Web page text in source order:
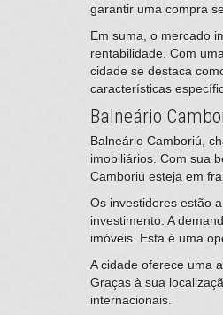
garantir uma compra
Em suma, o mercado
rentabilidade. Com
cidade se destaca
características
Balneário
​Balneário Camboriú,
imobiliários. Com sua
Camboriú esteja em
Os investidores estão
investimento. A
imóveis. Esta é uma
A cidade oferece uma
Graças à sua
internacionais.